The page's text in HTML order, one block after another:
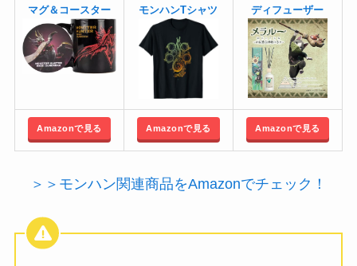
マグ＆コースター モンハンTシャツ ディフューザー
Amazonで見る Amazonで見る Amazonで見る
＞＞モンハン関連商品をAmazonでチェック！